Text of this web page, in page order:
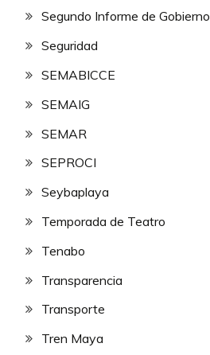
Segundo Informe de Gobierno
Seguridad
SEMABICCE
SEMAIG
SEMAR
SEPROCI
Seybaplaya
Temporada de Teatro
Tenabo
Transparencia
Transporte
Tren Maya